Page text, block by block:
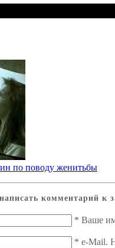
комментарий к
* Ваше
* e-Mail.